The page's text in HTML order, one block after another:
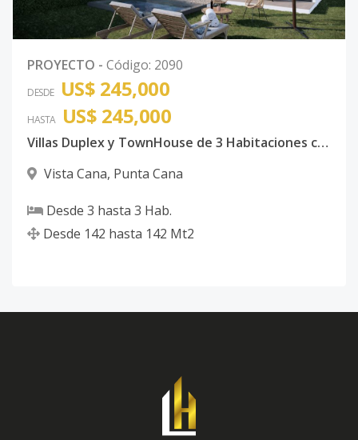
PROYECTO - Código: 2090
DESDE US$ 245,000
HASTA US$ 245,000
Villas Duplex y TownHouse de 3 Habitaciones con piscina Vista Cana
Vista Cana, Punta Cana
Desde 3 hasta 3 Hab.
Desde 142 hasta 142 Mt2